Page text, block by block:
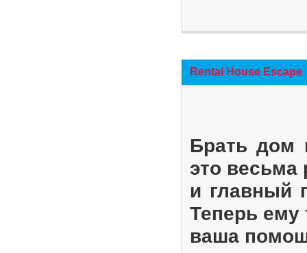
Rental House Escape
Брать дом
это весьма
и главный
Теперь ему
ваша